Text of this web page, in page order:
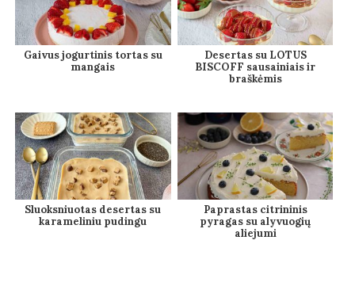
Gaivus jogurtinis tortas su
mangais
Desertas su LOTUS
BISCOFF sausainiais ir
braškėmis
Sluoksniuotas desertas su
karameliniu pudingu
Paprastas citrininis
pyragas su alyvuogių
aliejumi